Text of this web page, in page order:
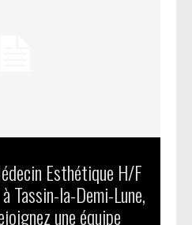
Esthétique H/F
Tassin-la-Demi-Lune,
une équipe